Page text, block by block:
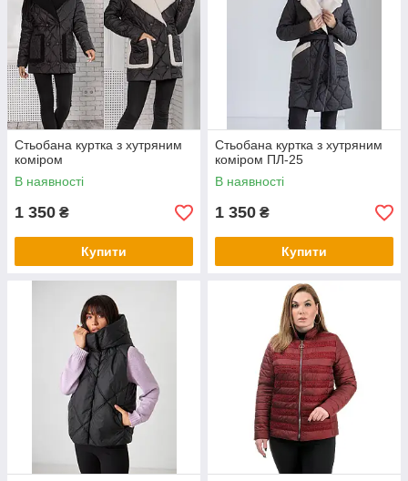
Стьобана куртка з хутряним
коміром
В наявності
1 350 ₴
Купити
Стьобана куртка з хутряним
коміром ПЛ-25
В наявності
1 350 ₴
Купити